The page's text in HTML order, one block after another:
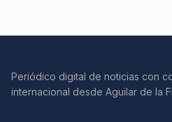
Periódico digital de noticias con
internacional desde Aguilar de la